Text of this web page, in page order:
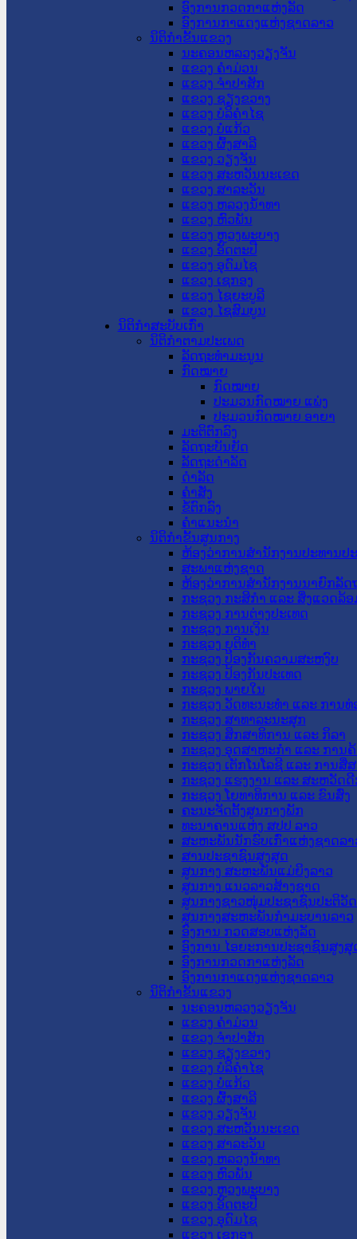
ອົງການກວດກາແຫ່ງລັດ
ອົງການກາແດງແຫ່ງຊາດລາວ
ນິຕິກໍາຂັ້ນແຂວງ
ນະ​ຄອນ​ຫລວງວຽງຈັນ
ແຂວງ ຄໍາມ່ວນ
ແຂວງ ຈໍາປາສັກ
ແຂວງ ຊຽງຂວາງ
ແຂວງ ບໍລິຄໍາໄຊ
ແຂວງ ບໍ່ແກ້ວ
ແຂວງ ຜົ້ງສາລີ
ແຂວງ ວຽງຈັນ
ແຂວງ ສະຫວັນນະເຂດ
ແຂວງ ສາລະວັນ
ແຂວງ ຫລວງນໍ້າທາ
ແຂວງ ຫົວພັນ
ແຂວງ ຫຼວງພະບາງ
ແຂວງ ອັດຕະປື
ແຂວງ ອຸດົມໄຊ
ແຂວງ ເຊກອງ
ແຂວງ ໄຊຍະບູລີ
ແຂວງ ໄຊສົມບູນ
ນິຕິກໍາສະບັບເກົ່າ
ນິຕິກຳຕາມປະເພດ
ລັດຖະທໍາມະນູນ
ກົດໝາຍ
ກົດໝາຍ
ປະມວນກົດໝາຍ ແພ່ງ
ປະມວນກົດໝາຍ ອາຍາ
ມະຕິຕົກລົງ
ລັດຖະບັນຍັດ
ລັດຖະດໍາລັດ
ດໍາລັດ
ຄໍາສັ່ງ
ຂໍ້ຕົກລົງ
ຄໍາແນະນໍາ
ນິຕິກໍາຂັ້ນສູນກາງ
ຫ້ອງວ່າການສໍານັກງານປະທານປ
ສະພາແຫ່ງຊາດ
ຫ້ອງວ່າການສຳນັກງານນາຍົກລັດ
ກະຊວງ ກະສິກຳ ແລະ ສິ່ງແວດລ້ອ
ກະຊວງ ການຕ່າງປະເທດ
ກະຊວງ ການເງິນ
ກະຊວງ ຍຸຕິທໍາ
ກະຊວງ ປ້ອງກັນຄວາມສະຫງົບ
ກະຊວງ ປ້ອງກັນປະເທດ
ກະຊວງ ພາຍໃນ
ກະຊວງ ວັດທະນະທຳ ແລະ ການທ່
ກະຊວງ ສາທາລະນະສຸກ
ກະຊວງ ສຶກສາທິການ ແລະ ກິລາ
ກະຊວງ ອຸດສາຫະກຳ ແລະ ການຄ້
ກະຊວງ ເຕັກໂນໂລຊີ ແລະ ການສື່
ກະຊວງ ແຮງງານ ແລະ ສະຫວັດ
ກະຊວງ ໂຍທາທິການ ແລະ ຂົນສົ່ງ
ຄະນະຈັດຕັ້ງສູນກາງພັກ
ທະນາຄານແຫ່ງ ສປປ ລາວ
ສະຫະພັນນັກຮົບເກົ່າແຫ່ງຊາດລາ
ສານປະຊາຊົນສູງສຸດ
ສູນກາງ ສະຫະພັນແມ່ຍິງລາວ
ສູນກາງ ແນວລາວສ້າງຊາດ
ສູນກາງຊາວໜຸ່ມປະຊາຊົນປະຕິວັ
ສູນກາງສະຫະພັນກຳມະບານລາວ
ອົງການ ກວດສອບແຫ່ງລັດ
ອົງການ ໄອຍະການປະຊາຊົນສູງສຸ
ອົງການກວດກາແຫ່ງລັດ
ອົງການກາແດງແຫ່ງຊາດລາວ
ນິຕິກໍາຂັ້ນແຂວງ
ນະ​ຄອນ​ຫລວງວຽງຈັນ
ແຂວງ ຄໍາມ່ວນ
ແຂວງ ຈໍາປາສັກ
ແຂວງ ຊຽງຂວາງ
ແຂວງ ບໍລິຄໍາໄຊ
ແຂວງ ບໍ່ແກ້ວ
ແຂວງ ຜົ້ງສາລີ
ແຂວງ ວຽງຈັນ
ແຂວງ ສະຫວັນນະເຂດ
ແຂວງ ສາລະວັນ
ແຂວງ ຫລວງນໍ້າທາ
ແຂວງ ຫົວພັນ
ແຂວງ ຫຼວງພະບາງ
ແຂວງ ອັດຕະປື
ແຂວງ ອຸດົມໄຊ
ແຂວງ ເຊກອງ